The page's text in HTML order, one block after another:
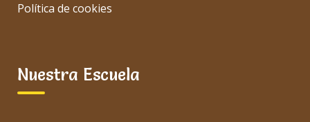
Política de cookies
Nuestra Escuela